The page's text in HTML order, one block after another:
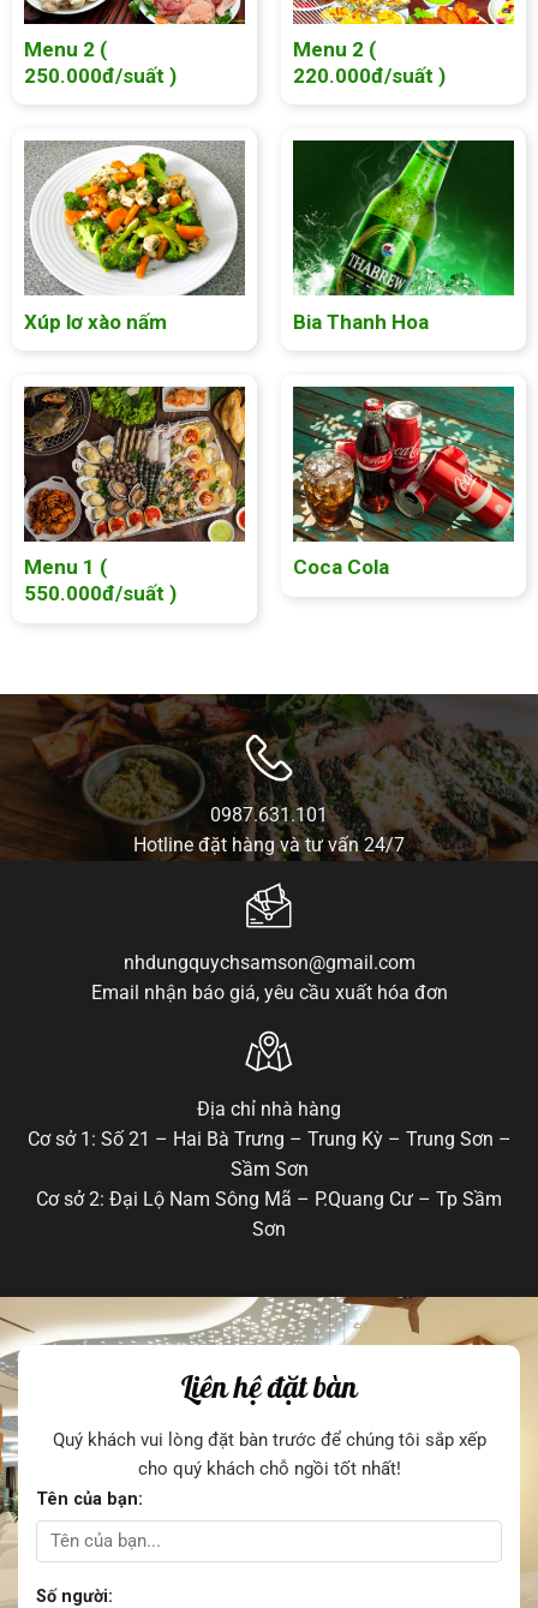
Menu 2 (
250.000đ/suất )
Menu 2 (
220.000đ/suất )
Xúp lơ xào nấm Bia Thanh Hoa
Menu 1 (
550.000đ/suất )
Coca Cola
0987.631.101
Hotline đặt hàng và tư vấn 24/7
nhdungquychsamson@gmail.com
Email nhận báo giá, yêu cầu xuất hóa đơn
Địa chỉ nhà hàng
Cơ sở 1: Số 21 – Hai Bà Trưng – Trung Kỳ – Trung Sơn –
Sầm Sơn
Cơ sở 2: Đại Lộ Nam Sông Mã – P.Quang Cư – Tp Sầm
Sơn
Liên hệ đặt bàn
Quý khách vui lòng đặt bàn trước để chúng tôi sắp xếp
cho quý khách chỗ ngồi tốt nhất!
Tên của bạn:
Số người: